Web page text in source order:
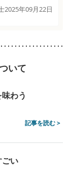
2025年09月22日
いて
わう
記事を読む >
い